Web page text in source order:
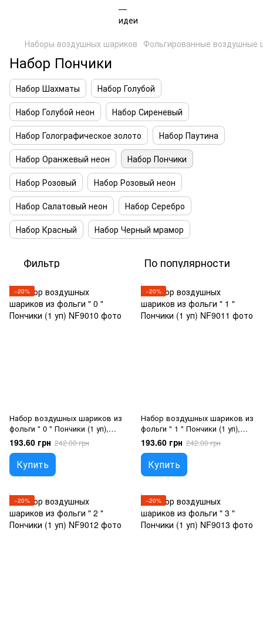
Наборы воздушных шариков Фольгированные
Набор Пончики
Набор Шахматы
Набор Голубой
Набор Голубой неон
Набор Сиреневый
Набор Голографическое золото
Набор Паутина
Набор Оранжевый неон
Набор Пончики
Набор Розовый
Набор Розовый неон
Набор Салатовый неон
Набор Серебро
Набор Красный
Набор Черный мрамор
Фильтр По популярности
−20%
Набор воздушных шариков из
фольги " 0 " Пончики (1 уп),
Гелий или воздух
193.60 грн 242.00 грн
Купить
−20%
Набор воздушных шариков из
фольги " 1 " Пончики (1 уп),
Гелий или воздух
193.60 грн 242.00 грн
Купить
−20% −20%